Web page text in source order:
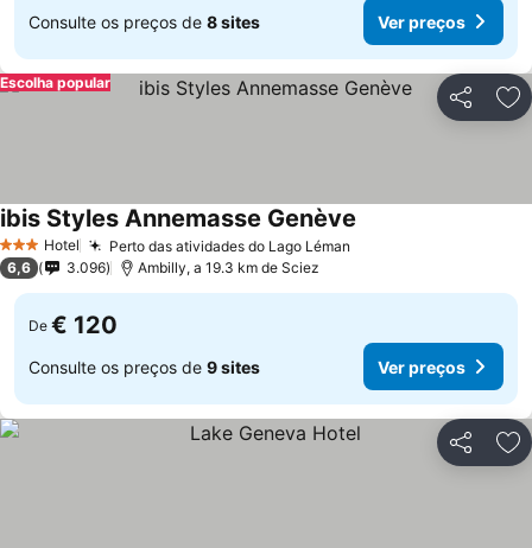
Consulte os preços de 8 sites Ver preços
Partilhar
Escolha popular
3 EstrelasHotel Perto das atividades do Lago Léman
ibis Styles Annemasse Genève
6,6 3.096 Ambilly, a 19.3 km de Sciez
De € 120
Consulte os preços de 9 sites Ver preços
Partilhar